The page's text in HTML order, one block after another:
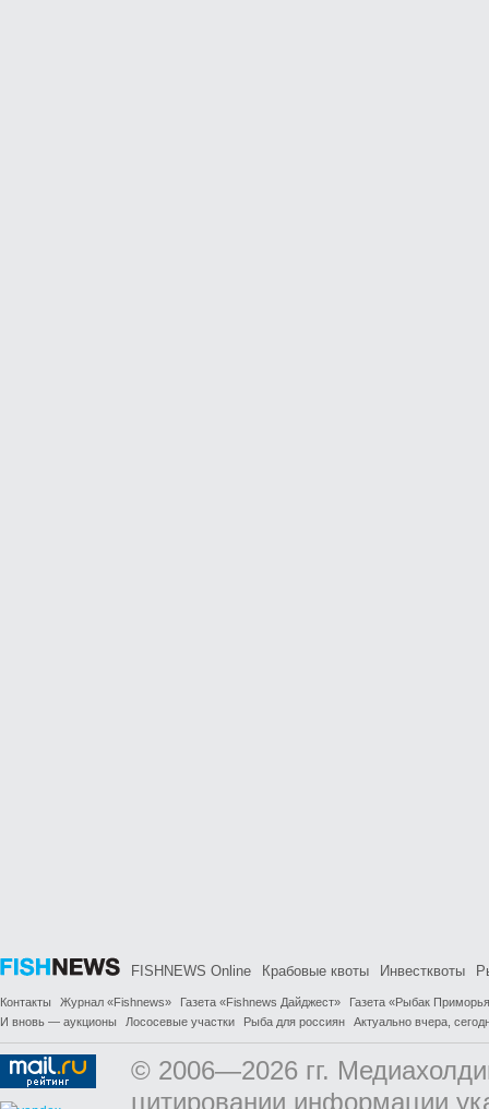
FISHNEWS Online Крабовые квоты Инвестквоты
Контакты Журнал «Fishnews» Газета «Fishnews Дайджест»
Газета «Рыбак
И вновь — аукционы
Лососевые участки Рыба для россиян Актуально вчера,
© 2006—2026 гг.
цитировании информации